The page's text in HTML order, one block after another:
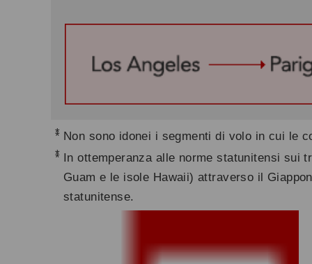
* Non sono idonei i segmenti di volo in cui le
* In ottemperanza alle norme statunitensi
Guam e le isole Hawaii) attraverso il
statunitense.